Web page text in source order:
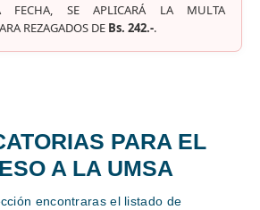
FECHA, SE APLICARÁ LA MULTA
REZAGADOS DE Bs. 242.-.
PARA EL
A LA UMSA
encontraras el listado de